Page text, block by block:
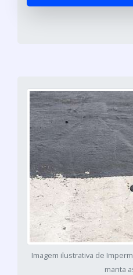
Imagem ilustrativa de
manta